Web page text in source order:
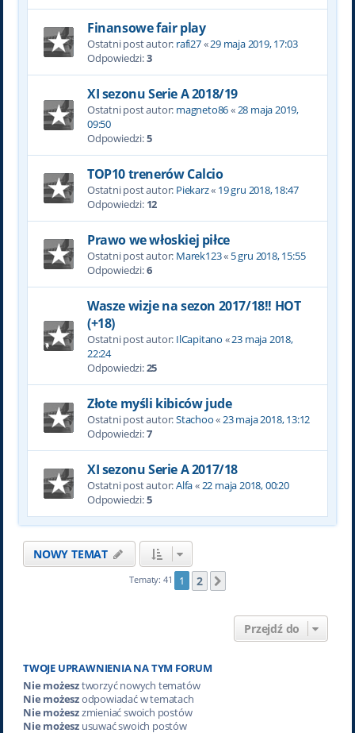
Finansowe fair play
Ostatni post autor: rafi27«29 maja 2019, 17:03
Odpowiedzi:3
XI sezonu Serie A 2018/19
Ostatni post autor: magneto86«28 maja 2019,
09:50
Odpowiedzi:5
TOP10 trenerów Calcio
Ostatni post autor: Piekarz« 19 gru 2018, 18:47
Odpowiedzi: 12
Prawo we włoskiej piłce
Ostatni post autor: Marek123« 5 gru 2018, 15:55
Odpowiedzi:6
Wasze wizje na sezon 2017/18!! HOT
(+18)
Ostatni post autor: IlCapitano «23 maja 2018,
22:24
Odpowiedzi:25
Złote myśli kibiców jude
Ostatni post autor:Stachoo«23 maja 2018, 13:12
Odpowiedzi:7
XI sezonu Serie A 2017/18
Ostatni post autor:Alfa«22 maja 2018, 00:20
Odpowiedzi:5
NOWY TEMAT
Tematy: 41 1 2
Przejdź do
TWOJE UPRAWNIENIA NA TYM FORUM
Nie możesztworzyć nowych tematów
Nie możeszodpowiadać w tematach
Nie możeszzmieniać swoich postów
Nie możeszusuwać swoich postów